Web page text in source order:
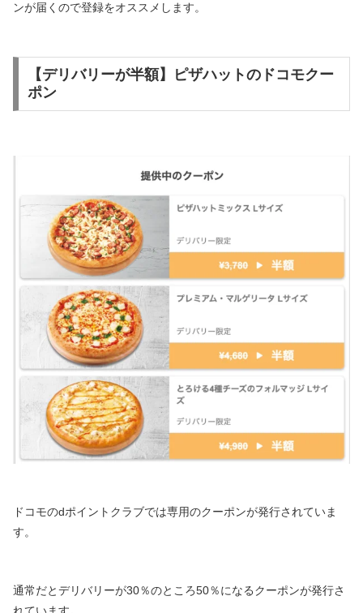
ンが届くので登録をオススメします。
【デリバリーが半額】ピザハットのドコモクー
ポン
ドコモのdポイントクラブでは専用のクーポンが発行されていま
す。
通常だとデリバリーが30％のところ50％になるクーポンが発行さ